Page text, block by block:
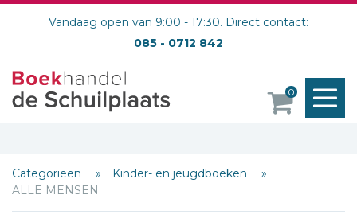
Vandaag open van 9:00 - 17:30. Direct contact:
085 - 0712 842
0
Categorieën
Kinder- en jeugdboeken
ALLE MENSEN